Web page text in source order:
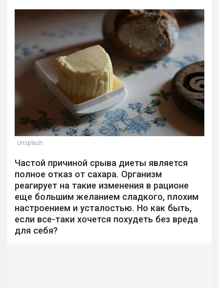
Unsplash
Частой причиной срыва диеты является
полное отказ от сахара. Организм
реагирует на такие изменения в рационе
еще большим желанием сладкого, плохим
настроением и усталостью. Но как быть,
если все-таки хочется похудеть без вреда
для себя?